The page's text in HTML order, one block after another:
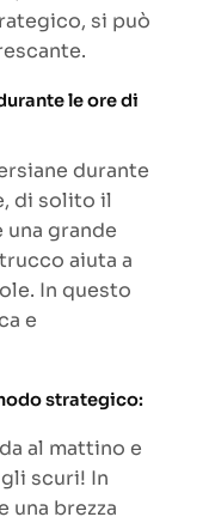
si può
le ore di
durante
di solito il
grande
aiuta a
In questo
e
strategico:
al mattino e
scuri! In
una brezza